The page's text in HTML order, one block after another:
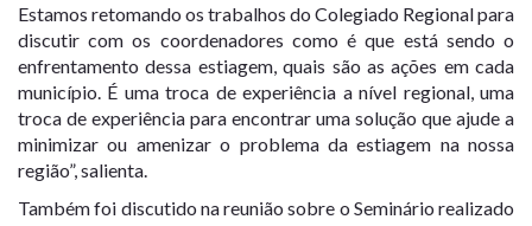
Estamos retomando os trabalhos do Colegiado Regional para
discutir com os coordenadores como é que está sendo o
enfrentamento dessa estiagem, quais são as ações em cada
município. É uma troca de experiência a nível regional, uma
troca de experiência para encontrar uma solução que ajude a
minimizar ou amenizar o problema da estiagem na nossa
região”, salienta.
Também foi discutido na reunião sobre o Seminário realizado